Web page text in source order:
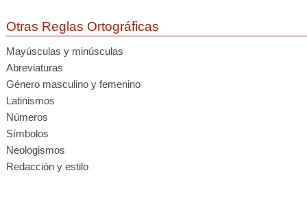
Otras Reglas Ortográficas
Mayúsculas y minúsculas
Abreviaturas
Género masculino y femenino
Latinismos
Números
Símbolos
Neologismos
Redacción y estilo